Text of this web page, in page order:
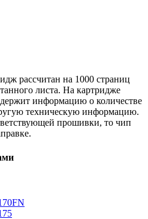
рассчитан на 1000 страниц
листа. На картридже
информацию о количестве
техническую информацию.
прошивки, то чип